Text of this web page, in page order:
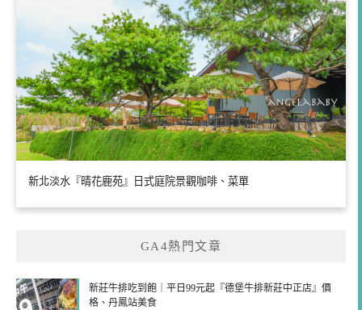
新北淡水『晴花鹿苑』日式庭院景觀咖啡、菜單
GA4熱門文章
新莊牛排吃到飽｜平日99元起『德堡牛排新莊中正店』價
格、丹鳳站美食